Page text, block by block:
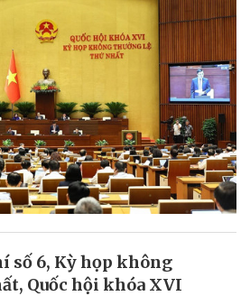
số 6, Kỳ họp không
Quốc hội khóa XVI